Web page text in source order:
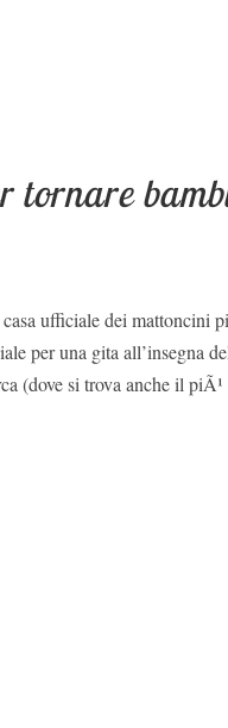
tornare
ufficiale dei mattoncini
per una gita all’insegna
(dove si trova anche il piÃ¹